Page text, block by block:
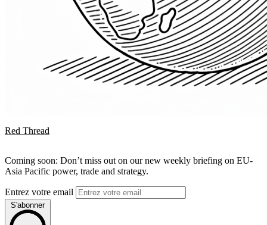
Red Thread
Coming soon: Don’t miss out on our new weekly briefing on EU-
Asia Pacific power, trade and strategy.
Entrez votre email
S'abonner